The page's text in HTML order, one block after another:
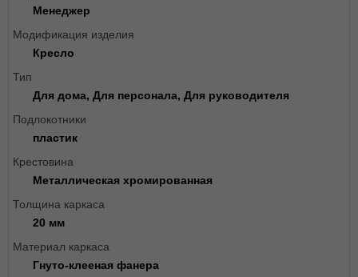
Менеджер
Модификация изделия
Кресло
Тип
Для дома, Для персонала, Для руководителя
Подлокотники
пластик
Крестовина
Металлическая хромированная
Толщина каркаса
20 мм
Материал каркаса
Гнуто-клееная фанера